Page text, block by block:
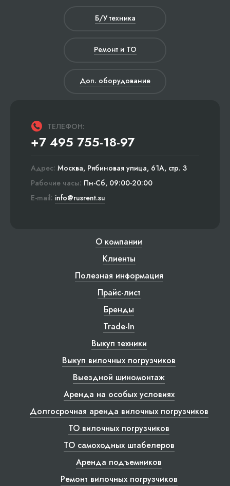
Б/У техника
Ремонт и ТО
Доп. оборудование
ТЕЛЕФОН:
+7 495 755-18-97
Адрес: Москва, Рябиновая улица, 61А, стр. 3
Рабочие часы: Пн-Сб, 09:00-20:00
E-mail: info@rusrent.su
О компании
Клиенты
Полезная информация
Прайс-лист
Бренды
Trade-In
Выкуп техники
Выкуп вилочных погрузчиков
Выездной шиномонтаж
Аренда на особых условиях
Долгосрочная аренда вилочных погрузчиков
ТО вилочных погрузчиков
ТО самоходных штабелеров
Аренда подъемников
Ремонт вилочных погрузчиков